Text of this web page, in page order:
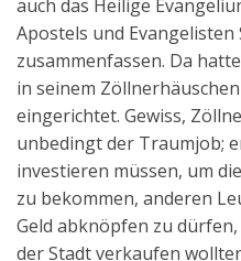
auch das Heilige
Apostels und Evangelisten
zusammenfassen. Da
in seinem
eingerichtet. Gewiss,
unbedingt der Traumjob;
investieren müssen, um
zu bekommen, anderen
Geld abknöpfen zu
der Stadt verkaufen